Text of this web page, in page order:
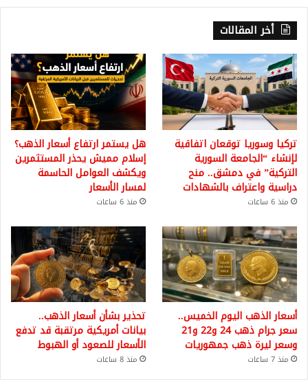
أخر المقالات
تركيا وسوريا توقعان اتفاقية
لإنشاء “الجامعة السورية
التركية” في دمشق.. منح
دراسية واعتراف بالشهادات
منذ 6 ساعات
هل يستمر ارتفاع أسعار الذهب؟
إسلام مميش يحذر المستثمرين
ويكشف العوامل الحاسمة
لمسار الأسعار
منذ 6 ساعات
أسعار الذهب اليوم الخميس..
سعر جرام ذهب 24 و22 و21
وسعر ليرة ذهب جمهوريات
منذ 7 ساعات
تحذير بشأن أسعار الذهب..
بيانات أمريكية مرتقبة قد تدفع
الأسعار للصعود أو الهبوط
منذ 8 ساعات